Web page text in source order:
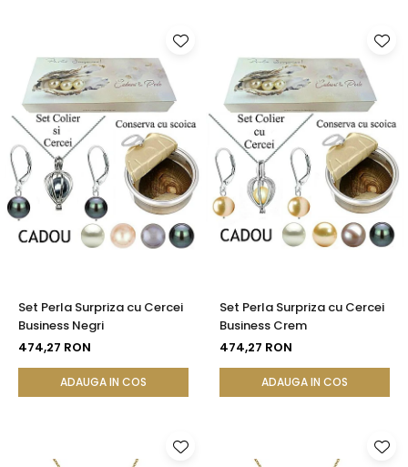
Set Perla Surpriza cu Cercei
Business Negri
474,27 RON
ADAUGA IN COS
Set Perla Surpriza cu Cercei
Business Crem
474,27 RON
ADAUGA IN COS